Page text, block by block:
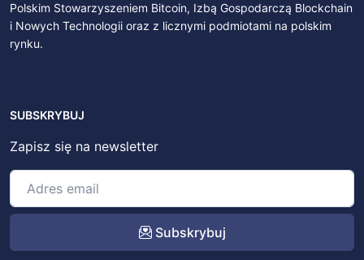
Polskim Stowarzyszeniem Bitcoin, Izbą Gospodarczą Blockchain
i Nowych Technologii oraz z licznymi podmiotami na polskim
rynku.
SUBSKRYBUJ
Zapisz się na newsletter
Subskrybuj